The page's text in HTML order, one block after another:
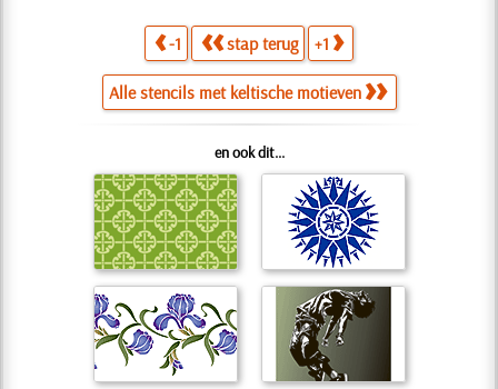
-1 stap terug +1
Alle stencils met keltische motieven
en ook dit...